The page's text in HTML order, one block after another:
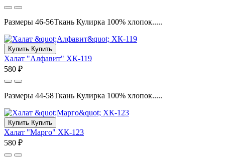
Размеры 46-56Ткань Кулирка 100% хлопок.....
Купить Купить
Халат "Алфавит" ХК-119
580 ₽
Размеры 44-58Ткань Кулирка 100% хлопок.....
Купить Купить
Халат "Марго" ХК-123
580 ₽